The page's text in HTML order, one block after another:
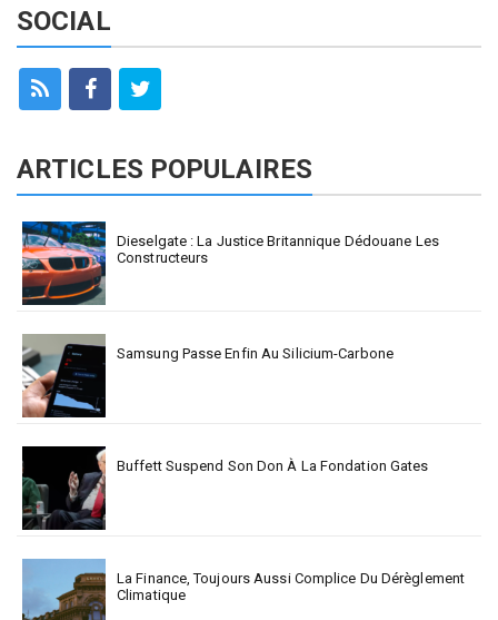
SOCIAL
ARTICLES POPULAIRES
Dieselgate : La Justice Britannique Dédouane Les
Constructeurs
Samsung Passe Enfin Au Silicium-Carbone
Buffett Suspend Son Don À La Fondation Gates
La Finance, Toujours Aussi Complice Du Dérèglement
Climatique